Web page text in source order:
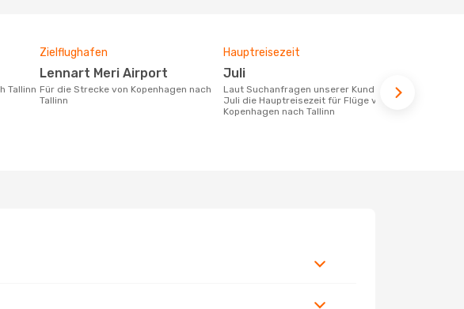
Tallinn
Zielflughafen
Lennart Meri Airport
Für die Strecke von Kopenhagen nach
Tallinn
Hauptreisezeit
Juli
Laut Suchanfragen unserer Kunden ist
Juli die Hauptreisezeit für Flüge von
Kopenhagen nach Tallinn